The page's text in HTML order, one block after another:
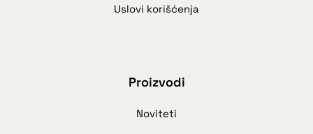
Uslovi korišćenja
Proizvodi
Noviteti